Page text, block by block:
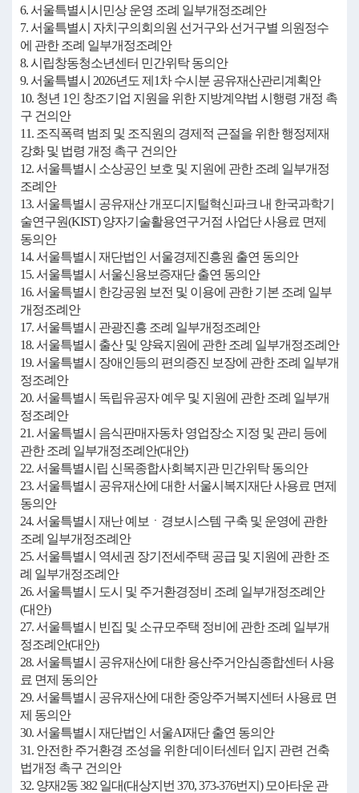
6. 서울특별시시민상 운영 조례 일부개정조례안
7. 서울특별시 자치구의회의원 선거구와 선거구별 의원정수
에 관한 조례 일부개정조례안
8. 시립창동청소년센터 민간위탁 동의안
9. 서울특별시 2026년도 제1차 수시분 공유재산관리계획안
10. 청년 1인 창조기업 지원을 위한 지방계약법 시행령 개정 촉
구 건의안
11. 조직폭력 범죄 및 조직원의 경제적 근절을 위한 행정제재
강화 및 법령 개정 촉구 건의안
12. 서울특별시 소상공인 보호 및 지원에 관한 조례 일부개정
조례안
13. 서울특별시 공유재산 개포디지털혁신파크 내 한국과학기
술연구원(KIST) 양자기술활용연구거점 사업단 사용료 면제
동의안
14. 서울특별시 재단법인 서울경제진흥원 출연 동의안
15. 서울특별시 서울신용보증재단 출연 동의안
16. 서울특별시 한강공원 보전 및 이용에 관한 기본 조례 일부
개정조례안
17. 서울특별시 관광진흥 조례 일부개정조례안
18. 서울특별시 출산 및 양육지원에 관한 조례 일부개정조례안
19. 서울특별시 장애인등의 편의증진 보장에 관한 조례 일부개
정조례안
20. 서울특별시 독립유공자 예우 및 지원에 관한 조례 일부개
정조례안
21. 서울특별시 음식판매자동차 영업장소 지정 및 관리 등에
관한 조례 일부개정조례안(대안)
22. 서울특별시립 신목종합사회복지관 민간위탁 동의안
23. 서울특별시 공유재산에 대한 서울시복지재단 사용료 면제
동의안
24. 서울특별시 재난 예보ㆍ경보시스템 구축 및 운영에 관한
조례 일부개정조례안
25. 서울특별시 역세권 장기전세주택 공급 및 지원에 관한 조
례 일부개정조례안
26. 서울특별시 도시 및 주거환경정비 조례 일부개정조례안
(대안)
27. 서울특별시 빈집 및 소규모주택 정비에 관한 조례 일부개
정조례안(대안)
28. 서울특별시 공유재산에 대한 용산주거안심종합센터 사용
료 면제 동의안
29. 서울특별시 공유재산에 대한 중앙주거복지센터 사용료 면
제 동의안
30. 서울특별시 재단법인 서울AI재단 출연 동의안
31. 안전한 주거환경 조성을 위한 데이터센터 입지 관련 건축
법개정 촉구 건의안
32. 양재2동 382 일대(대상지번 370, 373-376번지) 모아타운 관